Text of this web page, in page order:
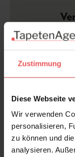
Zustimmung
Diese Webseite
Wir verwenden
personalisieren,
zu können und
analysieren.
FAQ
Sie haben Fragen
Frage stellen